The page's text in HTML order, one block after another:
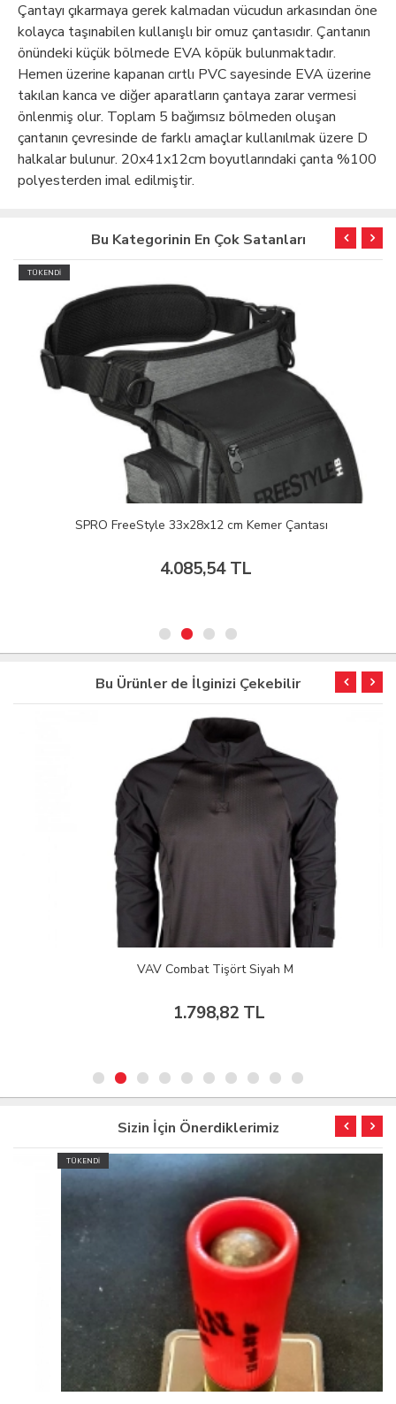
Çantayı çıkarmaya gerek kalmadan vücudun arkasından öne
kolayca taşınabilen kullanışlı bir omuz çantasıdır. Çantanın
önündeki küçük bölmede EVA köpük bulunmaktadır.
Hemen üzerine kapanan cırtlı PVC sayesinde EVA üzerine
takılan kanca ve diğer aparatların çantaya zarar vermesi
önlenmiş olur. Toplam 5 bağımsız bölmeden oluşan
çantanın çevresinde de farklı amaçlar kullanılmak üzere D
halkalar bulunur. 20x41x12cm boyutlarındaki çanta %100
polyesterden imal edilmiştir.
Bu Kategorinin En Çok Satanları
TÜKENDİ
SPRO FreeStyle 33x28x12 cm Kemer Çantası
4.085,54 TL
Bu Ürünler de İlginizi Çekebilir
VAV Combat Tişört Siyah M
1.798,82 TL
Sizin İçin Önerdiklerimiz